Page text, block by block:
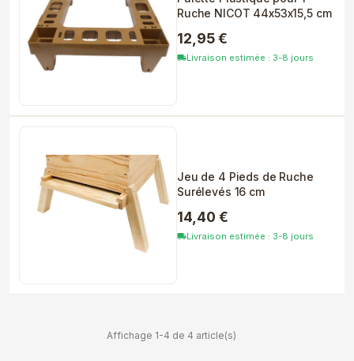
Ruche NICOT 44x53x15,5 cm
12,95 €
local_shippingLivraison estimée : 3-8 jours
Jeu de 4 Pieds de Ruche
Surélevés 16 cm
14,40 €
local_shippingLivraison estimée : 3-8 jours
Affichage 1-4 de 4 article(s)